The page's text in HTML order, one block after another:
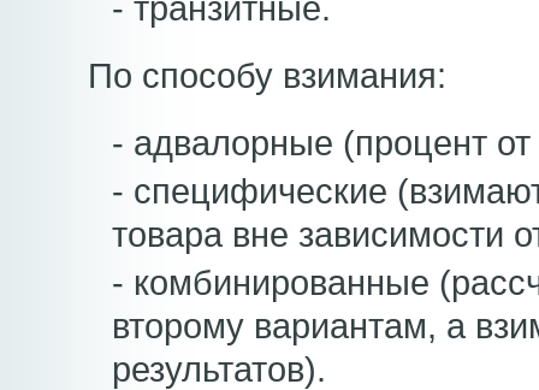
- транзитные.
По способу взимания:
- адвалорные (процент
- специфические
товара вне зависимости
- комбинированные
второму вариантам, а
результатов).